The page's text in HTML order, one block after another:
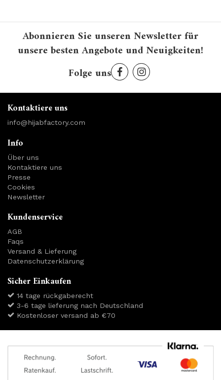
Abonnieren Sie unseren Newsletter für
unsere besten Angebote und Neuigkeiten!
Folge uns
Kontaktiere uns
info@hijabfactory.com
Info
Über uns
Kontaktiere uns
Presse
Cookies
Newsletter
Kundenservice
AGB
Faqs
Versand & Lieferung
Datenschutzerklärung
Sicher Einkaufen
14 tage rückgaberecht
3-6 tage lieferung nach Deutschland
Kostenloser versand ab €70